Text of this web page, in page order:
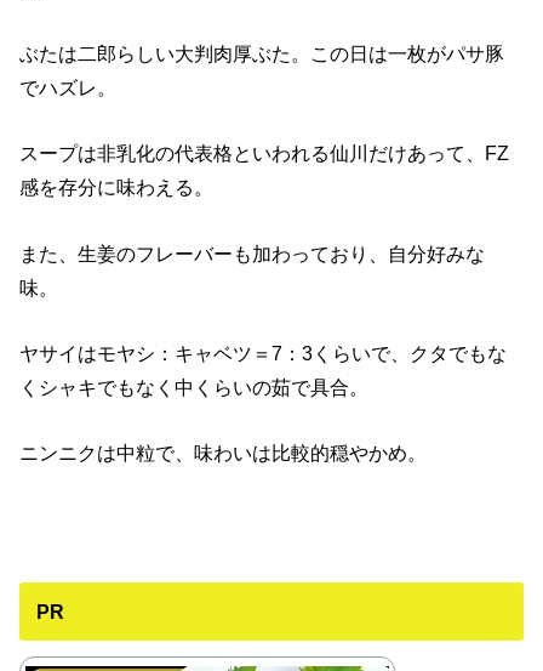
ぶたは二郎らしい大判肉厚ぶた。この日は一枚がパサ豚
でハズレ。
スープは非乳化の代表格といわれる仙川だけあって、FZ
感を存分に味わえる。
また、生姜のフレーバーも加わっており、自分好みな
味。
ヤサイはモヤシ：キャベツ＝7：3くらいで、クタでもな
くシャキでもなく中くらいの茹で具合。
ニンニクは中粒で、味わいは比較的穏やかめ。
PR